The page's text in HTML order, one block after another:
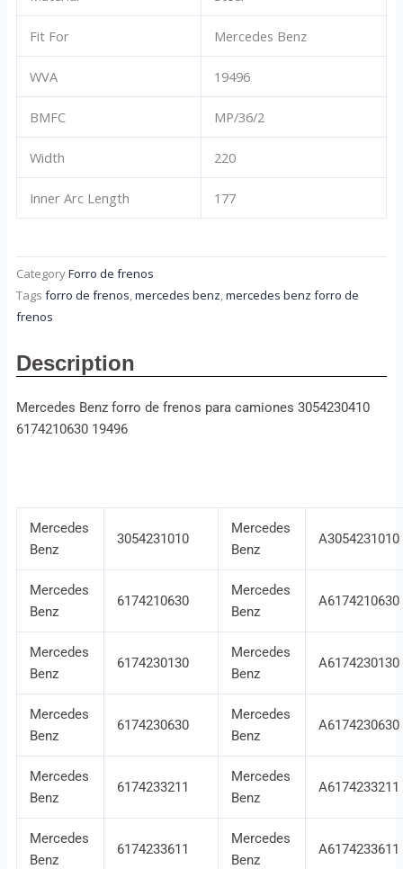
Fit For Mercedes Benz
WVA 19496
BMFC MP/36/2
Width 220
Inner Arc Length 177
CategoryForro de frenos
Tags forro de frenos,mercedes benz,mercedes benz forro de
frenos
Description
Mercedes Benz forro de frenos para camiones 3054230410
6174210630 19496
Mercedes
Benz
3054231010
Mercedes
Benz
A3054231010
Mercedes
Benz
6174210630
Mercedes
Benz
A6174210630
Mercedes
Benz
6174230130
Mercedes
Benz
A6174230130
Mercedes
Benz
6174230630
Mercedes
Benz
A6174230630
Mercedes
Benz
6174233211
Mercedes
Benz
A6174233211
Mercedes
Benz
6174233611
Mercedes
Benz
A6174233611